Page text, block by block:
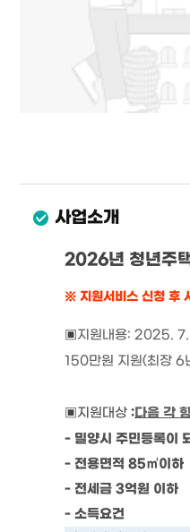
사업소개
2026년 청년주
※ 지원서비스 신청 후
▣지원내용: 2025. 7.
150만원 지원(최장 6
▣지원대상 :다음 각
- 밀양시 주민등록이
- 전용면적 85㎡이하
- 전세금 3억원 이하
- 소득요건